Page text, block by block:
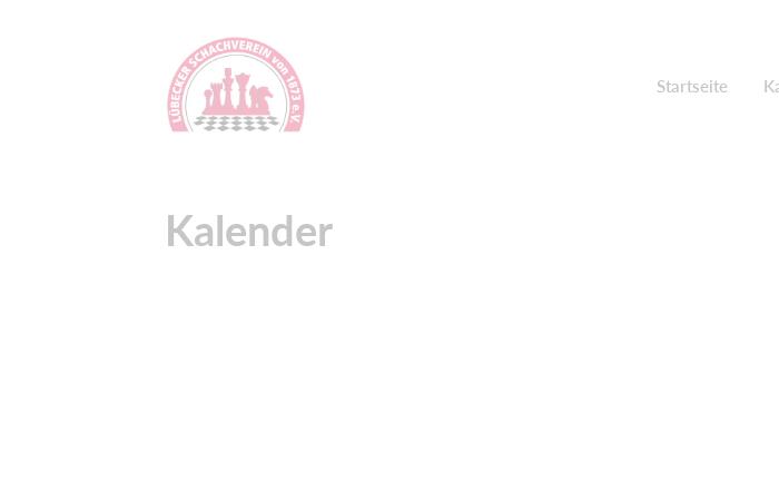
Startseite
Kalender